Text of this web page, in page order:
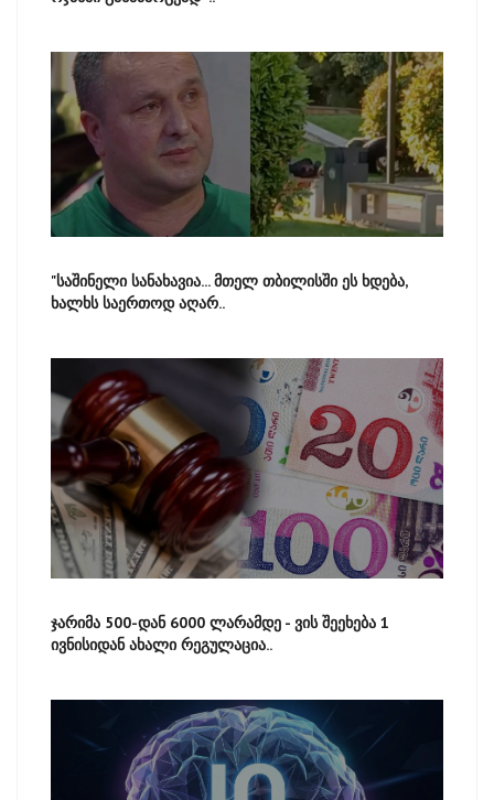
"საშინელი სანახავია... მთელ თბილისში ეს ხდება,
ხალხს საერთოდ აღარ..
ჯარიმა 500-დან 6000 ლარამდე - ვის შეეხება 1
ივნისიდან ახალი რეგულაცია..